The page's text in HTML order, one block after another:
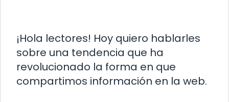
¡Hola lectores! Hoy quiero hablarles
sobre una tendencia que ha
revolucionado la forma en que
compartimos información en la web.